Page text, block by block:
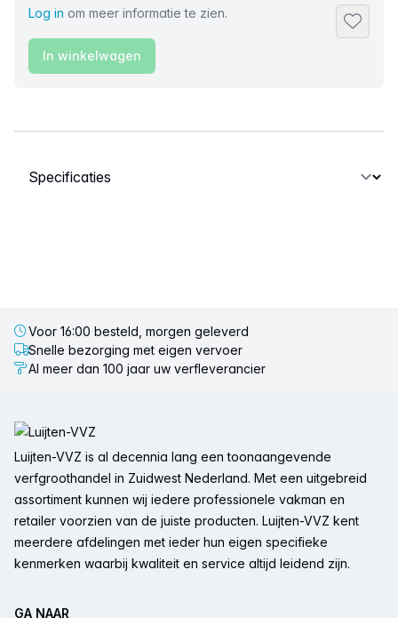
Log in om meer informatie te zien.
In winkelwagen
Selecteer een tabblad
Voor 16:00 besteld, morgen geleverd
Snelle bezorging met eigen vervoer
Al meer dan 100 jaar uw verfleverancier
Luijten-VVZ is al decennia lang een toonaangevende
verfgroothandel in Zuidwest Nederland. Met een uitgebreid
assortiment kunnen wij iedere professionele vakman en
retailer voorzien van de juiste producten. Luijten-VVZ kent
meerdere afdelingen met ieder hun eigen specifieke
kenmerken waarbij kwaliteit en service altijd leidend zijn.
GA NAAR